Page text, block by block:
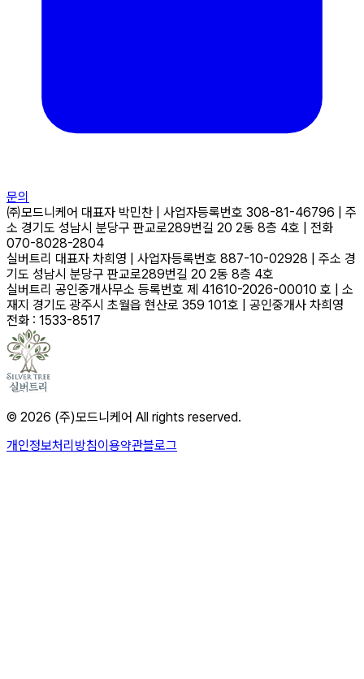
문의
㈜모드니케어 대표자 박민찬 사업자등록번호 308-81-46796
주
소 경기도 성남시 분당구 판교로289번길 20 2동 8층 4호
전화
070-8028-2804
실버트리 대표자 차희영 사업자등록번호 887-10-02928 주소 경
기도 성남시 분당구 판교로289번길 20 2동 8층 4호
실버트리 공인중개사무소 등록번호 제 41610-2026-00010 호
소
재지 경기도 광주시 초월읍 현산로 359 101호 공인중개사 차희영
전화 : 1533-8517
© 2026 (주)모드니케어 All rights reserved.
개인정보처리방침이용약관블로그